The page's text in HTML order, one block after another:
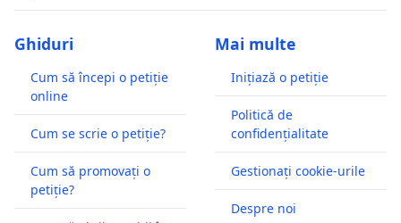
Ghiduri
Cum să începi o petiție
online
Cum se scrie o petiție?
Cum să promovați o
petiție?
Mai multe
Inițiază o petiție
Politică de
confidențialitate
Gestionați cookie-urile
Despre noi